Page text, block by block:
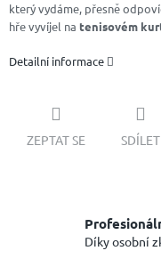
který vydáme, přesně
hře vyvíjel na tenisovém
Detailní informace
ZEPTAT SE SDÍLET
Díky osobní